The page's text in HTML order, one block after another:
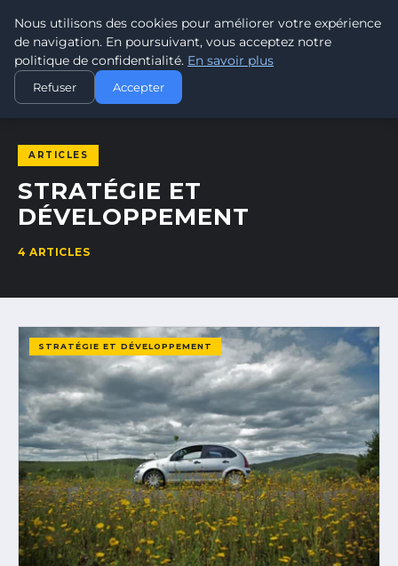
TRAMWAY7
PASSION TRAMWAY & TRANSPORT URBAIN
ACCUEIL STRATÉGIE ET DÉVELOPPEMENT
ARTICLES
STRATÉGIE ET
DÉVELOPPEMENT
4 ARTICLES
STRATÉGIE ET DÉVELOPPEMENT
Nous utilisons des cookies pour améliorer votre expérience
de navigation. En poursuivant, vous acceptez notre
politique de confidentialité. En savoir plus
Refuser Accepter